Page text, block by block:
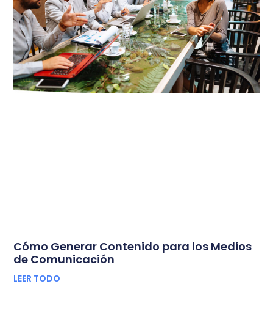
Cómo Generar Contenido para los Medios
de Comunicación
LEER TODO